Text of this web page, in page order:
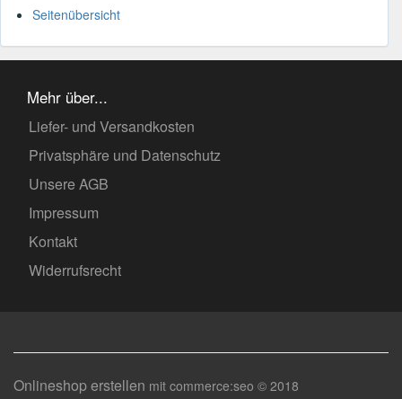
Seitenübersicht
Mehr über...
Liefer- und Versandkosten
Privatsphäre und Datenschutz
Unsere AGB
Impressum
Kontakt
Widerrufsrecht
Onlineshop erstellen mit commerce:seo © 2018